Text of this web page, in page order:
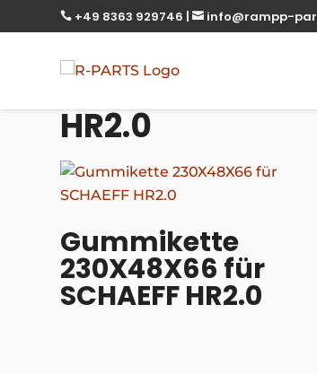
 +49 8363 929746 | info@rampp-
HR2.0
Gummikette
230X48X66 für
SCHAEFF HR2.0